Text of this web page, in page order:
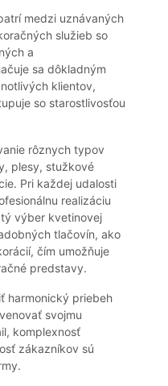
medzi uznávaných
služieb so
a
sa dôkladným
klientov,
so starostlivosťou
rôznych typov
plesy, stužkové
Pri každej udalosti
realizáciu
výber kvetinovej
tlačovín, ako
čím umožňuje
predstavy.
harmonický priebeh
svojmu
komplexnosť
zákazníkov sú